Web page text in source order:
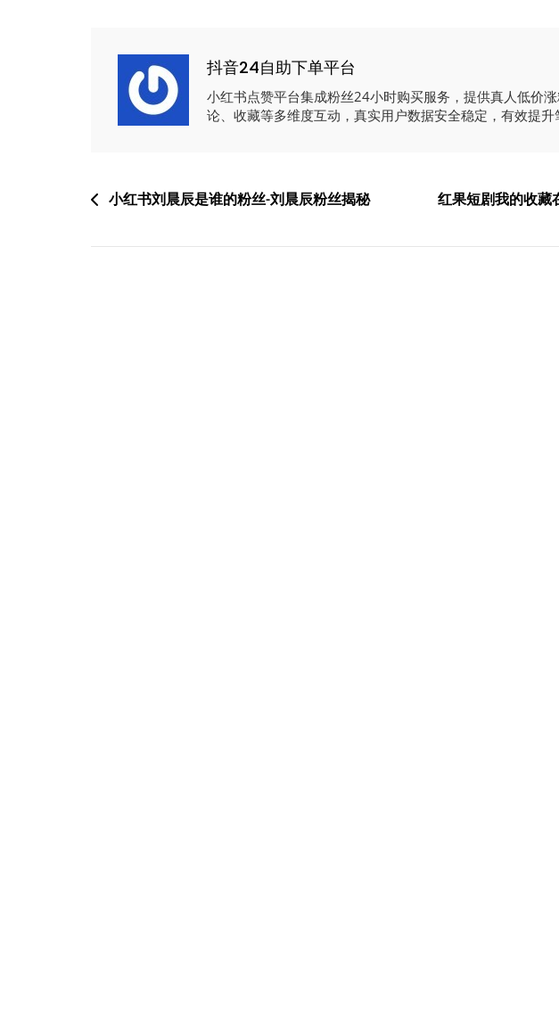
抖音24自助下单平台
小红书点赞平台集成粉丝24小时购买服务，提供真人低价
论、收藏等多维度互动，真实用户数据安全稳定，有效提升
文小红书刘晨辰是谁的粉丝-刘晨辰粉丝揭秘 红果短剧我的收藏